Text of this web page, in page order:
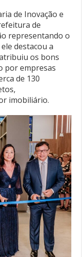
de Inovação e
de
representando o
destacou a
os bons
por empresas
de 130
imobiliário.